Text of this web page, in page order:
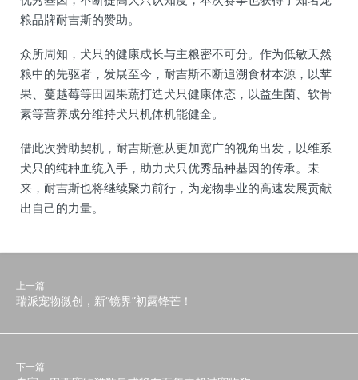
粮品牌耐吉斯的赞助。
众所周知，犬只的健康成长与主粮密不可分。作为低敏天然
粮中的先驱者，发展至今，耐吉斯不断追溯食材本源，以苹
果、蔓越莓等田园果蔬打造犬只健康体态，以益生菌、软骨
素等营养成分维持犬只机体机能健全。
借此次赞助契机，耐吉斯意从更加宽广的视角出发，以维系
犬只的纯种血统入手，助力犬只优秀品种基因的传承。未
来，耐吉斯也将继续聚力前行，为宠物事业的高速发展贡献
出自己的力量。
上一篇
瑞派宠物微创，新“镜界”初露锋芒！
下一篇